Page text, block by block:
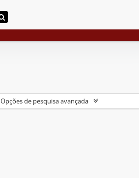
Opções de pesquisa avançada